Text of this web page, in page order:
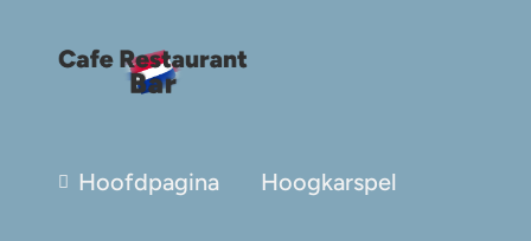
Hoofdpagina Hoogkarspel